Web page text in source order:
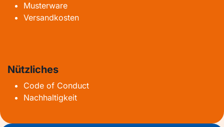
Musterware
Versandkosten
Nützliches
Code of Conduct
Nachhaltigkeit